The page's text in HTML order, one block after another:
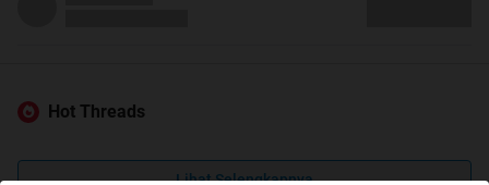
Hot Threads
Lihat Selengkapnya